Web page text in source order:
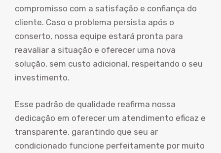
compromisso com a satisfação e confiança do
cliente. Caso o problema persista após o
conserto, nossa equipe estará pronta para
reavaliar a situação e oferecer uma nova
solução, sem custo adicional, respeitando o seu
investimento.
Esse padrão de qualidade reafirma nossa
dedicação em oferecer um atendimento eficaz e
transparente, garantindo que seu ar
condicionado funcione perfeitamente por muito